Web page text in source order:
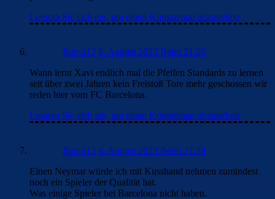
Loggen Sie sich ein, um einen Kommentar abzugeben
Barca12 8. August 2023 Beim 21:26
Wann lernt Xavi endlich mal die Pfeifen Standards zu lernen
seit über zwei Jahren kein Freistoß Tore mehr geschossen wir
reden hier vom FC Barcelona.
Loggen Sie sich ein, um einen Kommentar abzugeben
Barca12 8. August 2023 Beim 21:39
Einen Neymar würde ich mit Kusshand nehmen zumindest
noch ein Spieler der Qualität hat.
Was einige Spieler bei Barcelona nicht haben.